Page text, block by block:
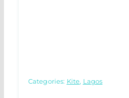
Categories: Kite, Lagos